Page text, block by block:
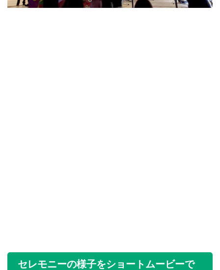
セレモニーの様子をショートムービーで